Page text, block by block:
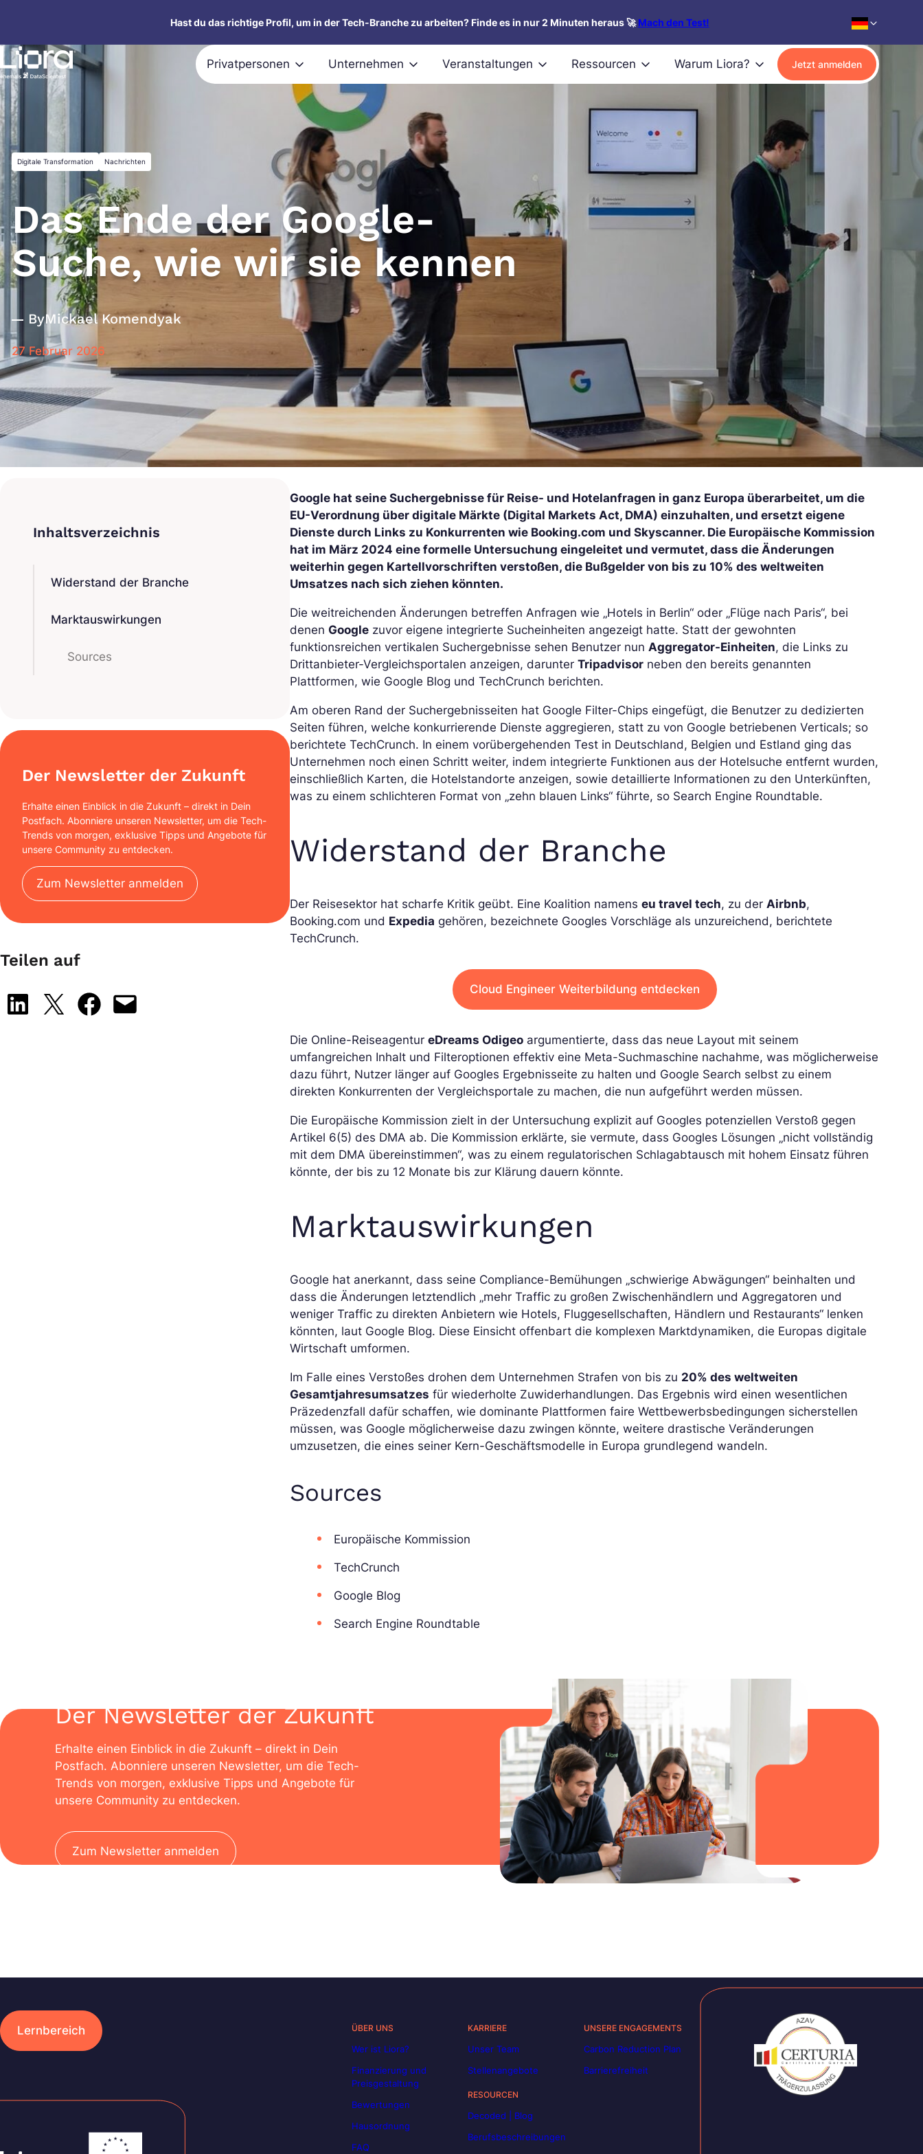
springen
Hast du das richtige Profil, um in der Tech-Branche zu arbeiten? Finde es in nur 2 Minuten heraus 🚀Mach den Test!
Privatpersonen Unternehmen Veranstaltungen Ressourcen Warum Liora? Jetzt anmelden
Digitale Transformation Nachrichten
Das Ende der Google-
Suche, wie wir sie kennen
ByMickael Komendyak
27 Februar 2026
Widerstand der Branche
Marktauswirkungen
Sources
Der Newsletter der Zukunft
Erhalte einen Einblick in die Zukunft – direkt in Dein
Postfach. Abonniere unseren Newsletter, um die Tech-
Trends von morgen, exklusive Tipps und Angebote für
unsere Community zu entdecken.
Zum Newsletter anmelden
Teilen auf
Share on LinkedIn
Share on X Share on Facebook
Email this Page
Google hat seine Suchergebnisse für Reise- und Hotelanfragen in ganz Europa überarbeitet, um die
EU-Verordnung über digitale Märkte (Digital Markets Act, DMA) einzuhalten, und ersetzt eigene
Dienste durch Links zu Konkurrenten wie Booking.com und Skyscanner. Die Europäische Kommission
hat im März 2024 eine formelle Untersuchung eingeleitet und vermutet, dass die Änderungen
weiterhin gegen Kartellvorschriften verstoßen, die Bußgelder von bis zu 10% des weltweiten
Umsatzes nach sich ziehen könnten.
Die weitreichenden Änderungen betreffen Anfragen wie „Hotels in Berlin“ oder „Flüge nach Paris“, bei
denenGoogle zuvor eigene integrierte Sucheinheiten angezeigt hatte. Statt der gewohnten
funktionsreichen vertikalen Suchergebnisse sehen Benutzer nunAggregator-Einheiten, die Links zu
Drittanbieter-Vergleichsportalen anzeigen, darunterTripadvisor neben den bereits genannten
Plattformen, wie Google Blog und TechCrunch berichten.
Am oberen Rand der Suchergebnisseiten hat Google Filter-Chips eingefügt, die Benutzer zu dedizierten
Seiten führen, welche konkurrierende Dienste aggregieren, statt zu von Google betriebenen Verticals; so
berichtete TechCrunch. In einem vorübergehenden Test in Deutschland, Belgien und Estland ging das
Unternehmen noch einen Schritt weiter, indem integrierte Funktionen aus der Hotelsuche entfernt wurden,
einschließlich Karten, die Hotelstandorte anzeigen, sowie detaillierte Informationen zu den Unterkünften,
was zu einem schlichteren Format von „zehn blauen Links“ führte, so Search Engine Roundtable.
Widerstand der Branche
Der Reisesektor hat scharfe Kritik geübt. Eine Koalition namenseu travel tech, zu derAirbnb,
Booking.com und Expedia gehören, bezeichnete Googles Vorschläge als unzureichend, berichtete
TechCrunch.
Cloud Engineer Weiterbildung entdecken
Die Online-ReiseagentureDreams Odigeo argumentierte, dass das neue Layout mit seinem
umfangreichen Inhalt und Filteroptionen effektiv eine Meta-Suchmaschine nachahme, was möglicherweise
dazu führt, Nutzer länger auf Googles Ergebnisseite zu halten und Google Search selbst zu einem
direkten Konkurrenten der Vergleichsportale zu machen, die nun aufgeführt werden müssen.
Die Europäische Kommission zielt in der Untersuchung explizit auf Googles potenziellen Verstoß gegen
Artikel 6(5) des DMA ab. Die Kommission erklärte, sie vermute, dass Googles Lösungen „nicht vollständig
mit dem DMA übereinstimmen“, was zu einem regulatorischen Schlagabtausch mit hohem Einsatz führen
könnte, der bis zu 12 Monate bis zur Klärung dauern könnte.
Marktauswirkungen
Google hat anerkannt, dass seine Compliance-Bemühungen „schwierige Abwägungen“ beinhalten und
dass die Änderungen letztendlich „mehr Traffic zu großen Zwischenhändlern und Aggregatoren und
weniger Traffic zu direkten Anbietern wie Hotels, Fluggesellschaften, Händlern und Restaurants“ lenken
könnten, laut Google Blog. Diese Einsicht offenbart die komplexen Marktdynamiken, die Europas digitale
Wirtschaft umformen.
Im Falle eines Verstoßes drohen dem Unternehmen Strafen von bis zu 20% des weltweiten
Gesamtjahresumsatzes für wiederholte Zuwiderhandlungen. Das Ergebnis wird einen wesentlichen
Präzedenzfall dafür schaffen, wie dominante Plattformen faire Wettbewerbsbedingungen sicherstellen
müssen, was Google möglicherweise dazu zwingen könnte, weitere drastische Veränderungen
umzusetzen, die eines seiner Kern-Geschäftsmodelle in Europa grundlegend wandeln.
Sources
Europäische Kommission
TechCrunch
Google Blog
Search Engine Roundtable
Der Newsletter der Zukunft
Erhalte einen Einblick in die Zukunft – direkt in Dein
Postfach. Abonniere unseren Newsletter, um die Tech-
Trends von morgen, exklusive Tipps und Angebote für
unsere Community zu entdecken.
Zum Newsletter anmelden
Lernbereich ÜBER UNS
Wer ist Liora?
Finanzierung und
Preisgestaltung
Bewertungen
Hausordnung
FAQ
KARRIERE
Unser Team
Stellenangebote
RESOURCEN
Decoded | Blog
Berufsbeschreibungen
UNSERE ENGAGEMENTS
Carbon Reduction Plan
Barrierefreiheit